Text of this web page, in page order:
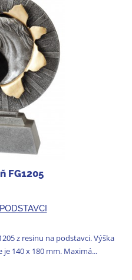
FG1205
z resinu na podstavci. Výška
140 x 180 mm. Maximá...